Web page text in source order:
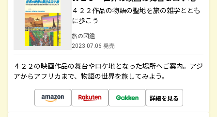
４２２作品の物語の聖地を旅の雑学ととも
に歩こう
旅の図鑑
2023.07.06 発売
４２２の映画作品の舞台やロケ地となった場所へご案内。アジ
アからアフリカまで、物語の世界を旅してみよう。
詳細を見る